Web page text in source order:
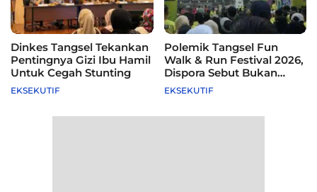
Dinkes Tangsel Tekankan
Pentingnya Gizi Ibu Hamil
Untuk Cegah Stunting
EKSEKUTIF
Polemik Tangsel Fun
Walk & Run Festival 2026,
Dispora Sebut Bukan
Agenda Pemkot
EKSEKUTIF